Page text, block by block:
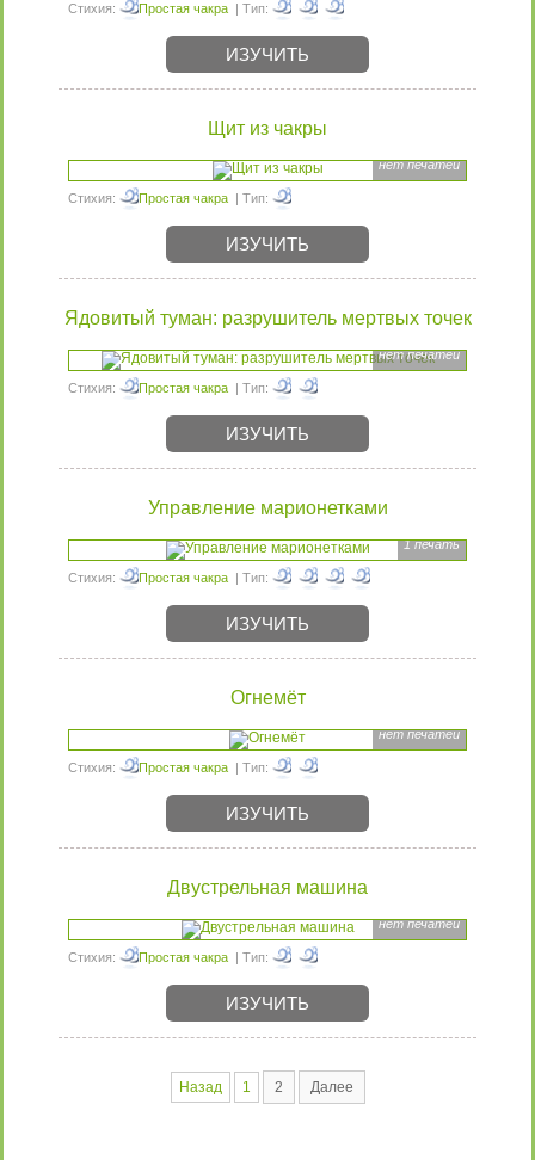
Стихия: Простая чакра | Тип:
ИЗУЧИТЬ
Щит из чакры
нет печатей
Стихия: Простая чакра | Тип:
ИЗУЧИТЬ
Ядовитый туман: разрушитель мертвых точек
нет печатей
Стихия: Простая чакра | Тип:
ИЗУЧИТЬ
Управление марионетками
1 печать
Стихия: Простая чакра | Тип:
ИЗУЧИТЬ
Огнемёт
нет печатей
Стихия: Простая чакра | Тип:
ИЗУЧИТЬ
Двустрельная машина
нет печатей
Стихия: Простая чакра | Тип:
ИЗУЧИТЬ
Назад 1 2 Далее